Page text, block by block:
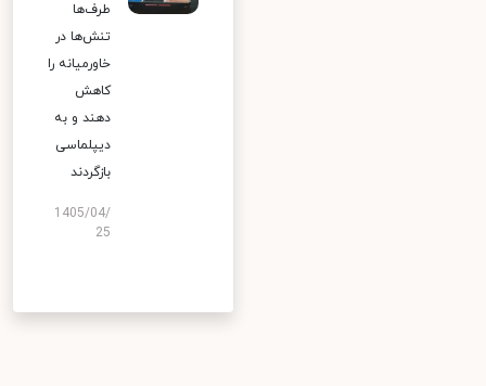
طرف‌ها
تنش‌ها در
خاورمیانه را
کاهش
دهند و به
دیپلماسی
بازگردند
1405/04/
25